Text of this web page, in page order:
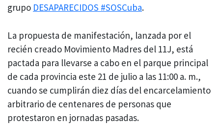
grupo DESAPARECIDOS #SOSCuba.
La propuesta de manifestación, lanzada por el
recién creado Movimiento Madres del 11J, está
pactada para llevarse a cabo en el parque principal
de cada provincia este 21 de julio a las 11:00 a. m.,
cuando se cumplirán diez días del encarcelamiento
arbitrario de centenares de personas que
protestaron en jornadas pasadas.